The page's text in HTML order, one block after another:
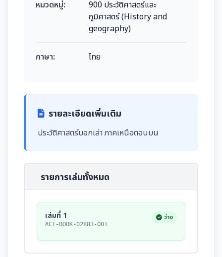
หมวดหมู่:
900 ประวัติศาสตร์และ
ภูมิศาสตร์ (History and
geography)
ภาษา: ไทย
รายละเอียดเพิ่มเติม
ประวัติศาสตร์บอกเล่า ภาคเหนือตอนบน
รายการเล่มทั้งหมด
เล่มที่ 1
ACI-BOOK-02883-001
ว่าง